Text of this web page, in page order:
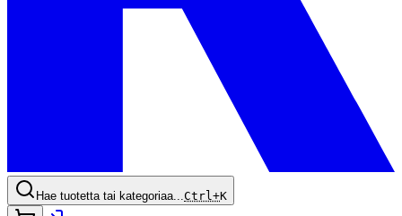
Hae tuotetta tai kategoriaa...Ctrl+K